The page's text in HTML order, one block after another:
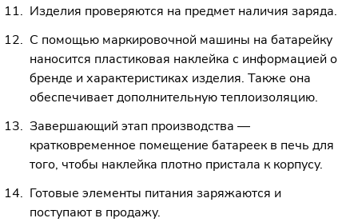
Изделия проверяются на предмет наличия заряда.
С помощью маркировочной машины на батарейку
наносится пластиковая наклейка с информацией о
бренде и характеристиках изделия. Также она
обеспечивает дополнительную теплоизоляцию.
Завершающий этап производства —
кратковременное помещение батареек в печь для
того, чтобы наклейка плотно пристала к корпусу.
Готовые элементы питания заряжаются и
поступают в продажу.